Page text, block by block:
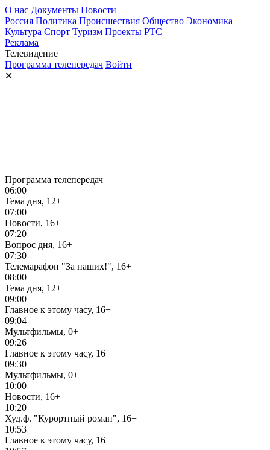
О нас Документы Новости
Россия Политика Происшествия Общество Экономика
Культура Спорт Туризм Проекты РТС
Реклама
Телевидение
Программа телепередач Войти
✕
Программа телепередач
06:00
Тема дня, 12+
07:00
Новости, 16+
07:20
Вопрос дня, 16+
07:30
Телемарафон "За наших!", 16+
08:00
Тема дня, 12+
09:00
Главное к этому часу, 16+
09:04
Мультфильмы, 0+
09:26
Главное к этому часу, 16+
09:30
Мультфильмы, 0+
10:00
Новости, 16+
10:20
Худ.ф. "Курортный роман", 16+
10:53
Главное к этому часу, 16+